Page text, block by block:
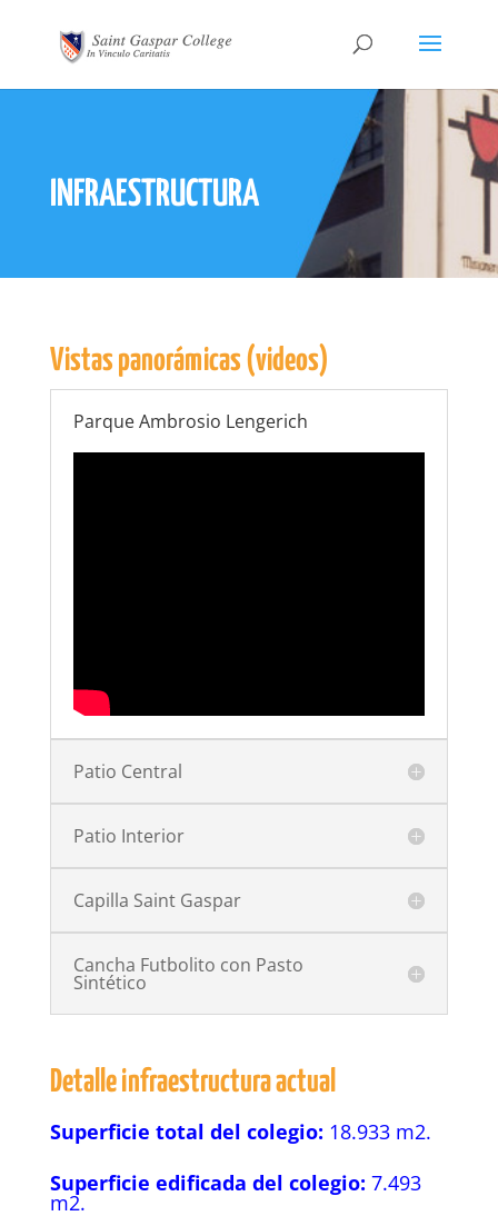
INFRAESTRUCTURA
Vistas panorámicas (videos)
Parque Ambrosio Lengerich
Patio Central
Patio Interior
Capilla Saint Gaspar
Cancha Futbolito con Pasto
Sintético
Detalle infraestructura actual
Superficie total del colegio: 18.933 m2.
Superficie edificada del colegio: 7.493
m2.